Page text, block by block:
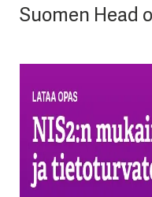
Suomen Head